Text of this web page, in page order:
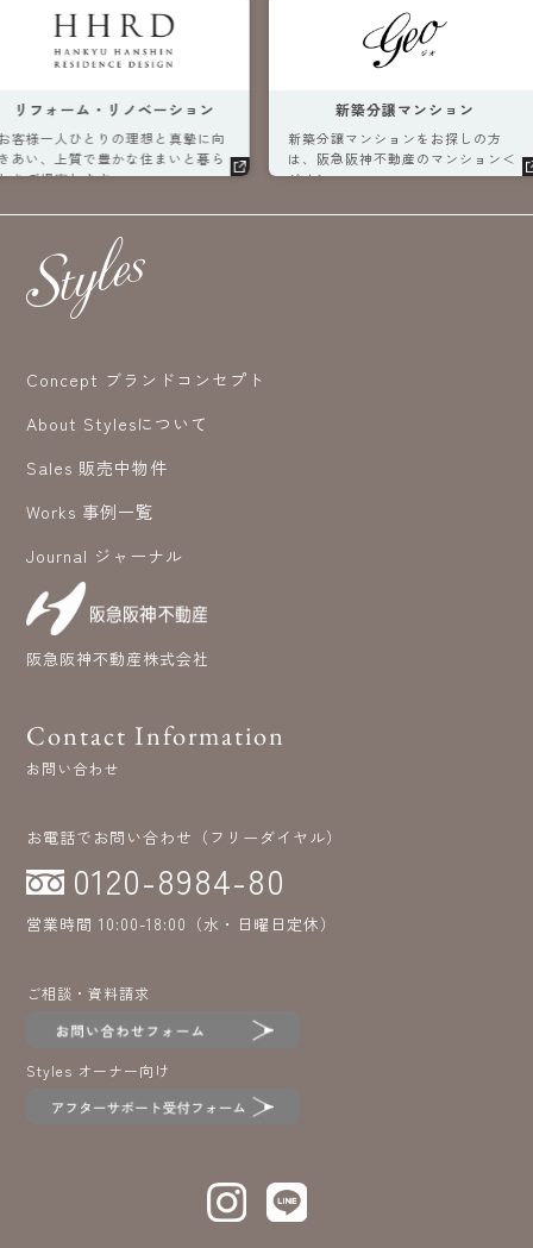
ノベーション
理想と真摯に向
な住まいと暮ら
新築分譲マンション
新築分譲マンションをお探しの方
は、阪急阪神不動産のマンション＜
ジオ＞へ。
新築戸建
急阪神不
へ。
Concept ブランドコンセプト
About Stylesについて
Sales 販売中物件
Works 事例一覧
Journal ジャーナル
阪急阪神不動産株式会社
Contact Information
お問い合わせ
お電話でお問い合わせ（フリーダイヤル）
0120-8984-80
営業時間 10:00-18:00（水・日曜日定休）
ご相談・資料請求
Styles オーナー向け